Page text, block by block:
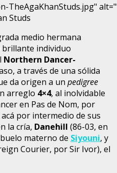
TheAgaKhanStuds.jpg"
Studs
medio hermana
individuo
Northern Dancer-
a través de una sólida
da origen a un pedigree
arreglo 4×4, al inolvidable
en Pas de Nom, por
por intermedio de sus
la cría, Danehill (86-03, en
materno de Siyouni, y
Courier, por Sir Ivor), el